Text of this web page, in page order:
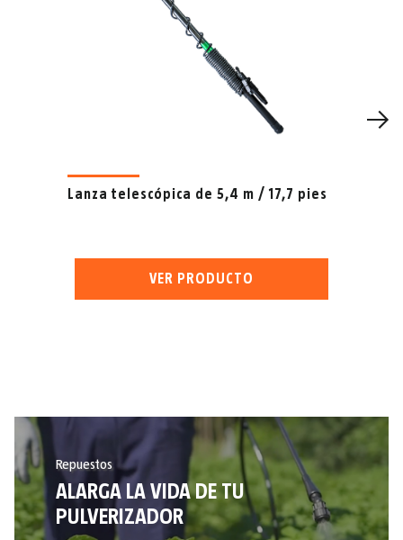
Lanza telescópica de 5,4 m / 17,7 pies
VER PRODUCTO
Repuestos
ALARGA LA VIDA DE TU
PULVERIZADOR